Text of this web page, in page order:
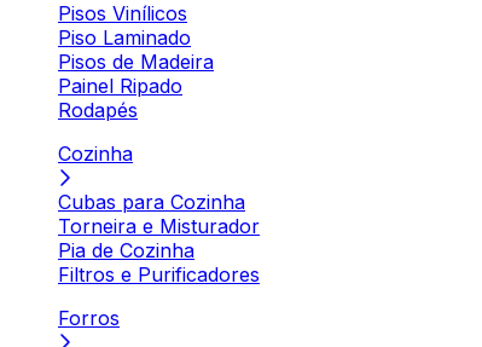
Pisos Vinílicos
Piso Laminado
Pisos de Madeira
Painel Ripado
Rodapés
Cozinha
Cubas para Cozinha
Torneira e Misturador
Pia de Cozinha
Filtros e Purificadores
Forros